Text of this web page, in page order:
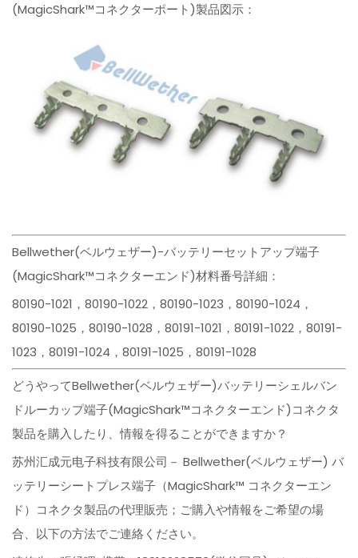
(MagicShark™コネクターポート)製品図示：
Bellwether(ベルウェザー)-バッテリーセットアップ端子
(MagicShark™コネクターエンド)材料番号詳細：
80190-1021，80190-1022，80190-1023，80190-1024，
80190-1025，80190-1028，80191-1021，80191-1022，80191-
1023，80191-1024，80191-1025，80191-1028
どうやってBellwether(ベルウェザー)バッテリーシェルバン
ドルーカップ端子(MagicShark™コネクターエンド)コネクタ
製品を購入したり、情報を得ることができますか？
苏州汇成元电子科技有限公司－ Bellwether(ベルウェザー) バ
ッテリーシートプレス端子（MagicShark™ コネクターエン
ド）コネクタ製品の代理販売；ご購入や情報をご希望の場
合、以下の方法でご連絡ください。